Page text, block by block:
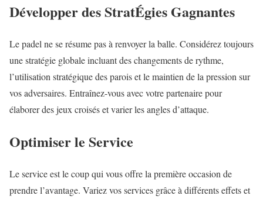
Développer des StratÉgies Gagnantes
Le padel ne se résume pas à renvoyer la balle. Considérez toujours
une stratégie globale incluant des changements de rythme,
l’utilisation stratégique des parois et le maintien de la pression sur
vos adversaires. Entraînez-vous avec votre partenaire pour
élaborer des jeux croisés et varier les angles d’attaque.
Optimiser le Service
Le service est le coup qui vous offre la première occasion de
prendre l’avantage. Variez vos services grâce à différents effets et